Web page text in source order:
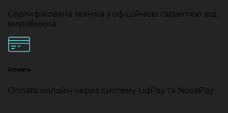
Сертифікована техніка з офіційною гарантією від
виробника.
Оплата
Оплата онлайн через систему LiqPay та NovaPay